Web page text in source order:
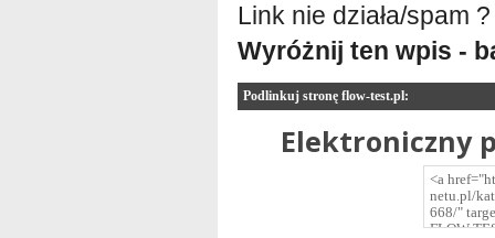
Link nie działa/spam ?
Wyróżnij ten wpis -
Podlinkuj stronę flow-test.pl:
Elektroniczny